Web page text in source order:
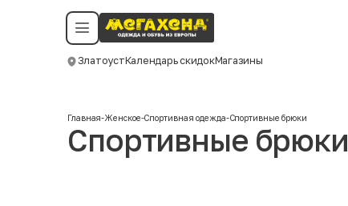
ЗлатоустКалендарь скидокМагазины
Политика конфиденциальности
©️ Мегахенд 2026. Все права защищены.
Смотреть все даты
Главная-Женское-Спортивная одежда-Спортивные брюки
Спортивные брюки
Москва